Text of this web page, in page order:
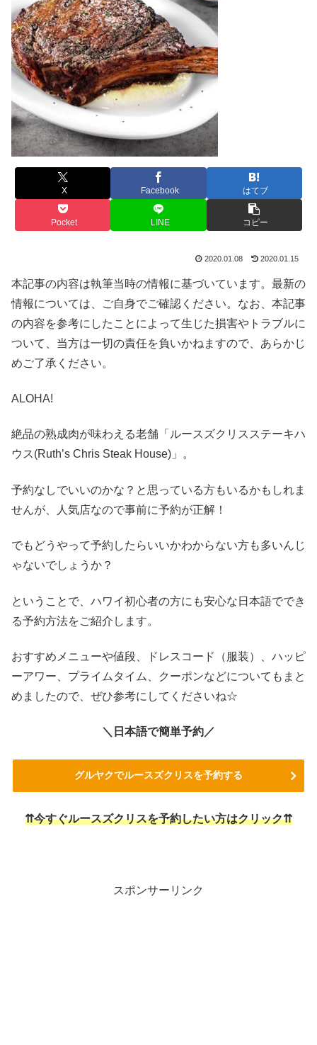
X Facebook はてブ
Pocket LINE コピー
2020.01.08 2020.01.15
本記事の内容は執筆当時の情報に基づいています。最新の
情報については、ご自身でご確認ください。なお、本記事
の内容を参考にしたことによって生じた損害やトラブルに
ついて、当方は一切の責任を負いかねますので、あらかじ
めご了承ください。
ALOHA!
絶品の熟成肉が味わえる老舗「ルースズクリスステーキハ
ウス(Ruth’s Chris Steak House)」。
予約なしでいいのかな？と思っている方もいるかもしれま
せんが、人気店なので事前に予約が正解！
でもどうやって予約したらいいかわからない方も多いんじ
ゃないでしょうか？
ということで、ハワイ初心者の方にも安心な日本語ででき
る予約方法をご紹介します。
おすすめメニューや値段、ドレスコード（服装）、ハッピ
ーアワー、プライムタイム、クーポンなどについてもまと
めましたので、ぜひ参考にしてくださいね☆
＼日本語で簡単予約／
グルヤクでルースズクリスを予約する
⇈今すぐルースズクリスを予約したい方はクリック⇈
スポンサーリンク